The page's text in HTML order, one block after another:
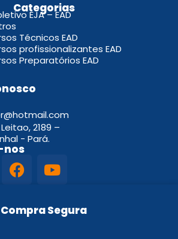
Categorias
EJA – EAD
Técnicos EAD
profissionalizantes EAD
Preparatórios EAD
2189 –
- Pará.
nos
Compra Segura